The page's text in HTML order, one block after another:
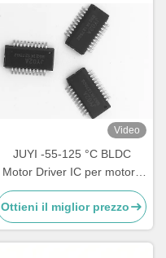
Video
JUYI -55-125 °C BLDC
Motor Driver IC per motore
senza sensore Circuito
periferico semplice / Debug
Ottieni il miglior prezzo